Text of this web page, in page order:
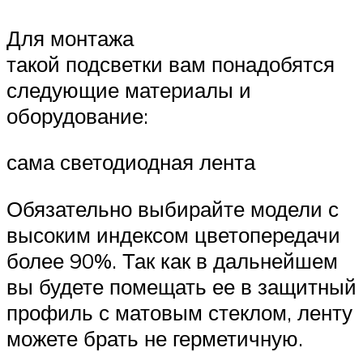
Для монтажа
такой подсветки вам понадобятся
следующие материалы и
оборудование:
сама светодиодная лента
Обязательно выбирайте модели с
высоким индексом цветопередачи
более 90%. Так как в дальнейшем
вы будете помещать ее в защитный
профиль с матовым стеклом, ленту
можете брать не герметичную.